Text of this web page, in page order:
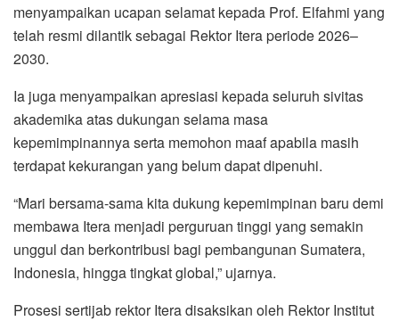
menyampaikan ucapan selamat kepada Prof. Elfahmi yang
telah resmi dilantik sebagai Rektor Itera periode 2026–
2030.
Ia juga menyampaikan apresiasi kepada seluruh sivitas
akademika atas dukungan selama masa
kepemimpinannya serta memohon maaf apabila masih
terdapat kekurangan yang belum dapat dipenuhi.
“Mari bersama-sama kita dukung kepemimpinan baru demi
membawa Itera menjadi perguruan tinggi yang semakin
unggul dan berkontribusi bagi pembangunan Sumatera,
Indonesia, hingga tingkat global,” ujarnya.
Prosesi sertijab rektor Itera disaksikan oleh Rektor Institut